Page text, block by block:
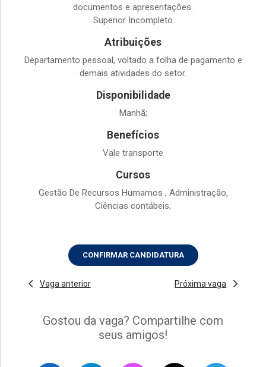
documentos e apresentações.
Superior Incompleto
Atribuições
Departamento pessoal, voltado a folha de pagamento e
demais atividades do setor.
Disponibilidade
Manhã;
Benefícios
Vale transporte
Cursos
Gestão De Recursos Humamos , Administração,
Ciências contábeis;
CONFIRMAR CANDIDATURA
Vaga anterior Próxima vaga
Gostou da vaga? Compartilhe com
seus amigos!